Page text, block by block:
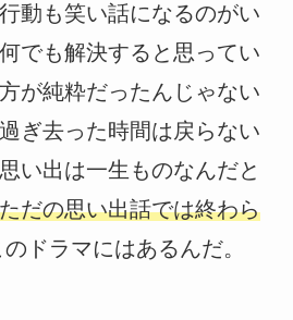
動も笑い話になるのがい
でも解決すると思ってい
が純粋だったんじゃない
ぎ去った時間は戻らない
い出は一生ものなんだと
ただの思い出話では終わら
ドラマにはあるんだ。